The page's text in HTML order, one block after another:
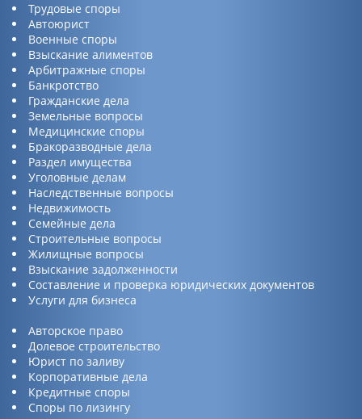
Трудовые споры
Автоюрист
Военные споры
Взыскание алиментов
Арбитражные споры
Банкротство
Гражданские дела
Земельные вопросы
Медицинские споры
Бракоразводные дела
Раздел имущества
Уголовные делам
Наследственные вопросы
Недвижимость
Семейные дела
Строительные вопросы
Жилищные вопросы
Взыскание задолженности
Составление и проверка юридических документов
Услуги для бизнеса
Авторское право
Долевое строительство
Юрист по заливу
Корпоративные дела
Кредитные споры
Споры по лизингу